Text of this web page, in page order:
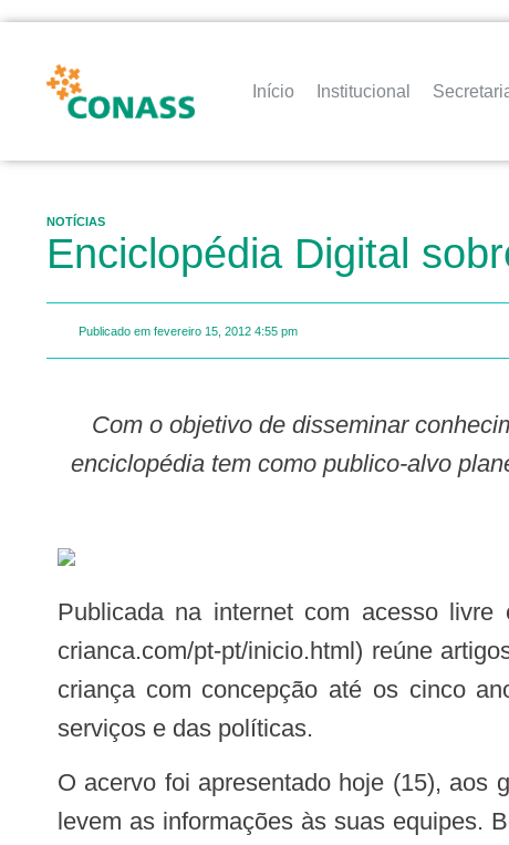
Início Institucional
NOTÍCIAS
Enciclopédia Digital
Publicado em fevereiro 15, 2012 4:55 pm
Com o objetivo de disseminar conhecimentos científicos relativos ao desenvolvimento das crianças na Primeira Infância, a
enciclopédia tem como publico-alvo
Publicada na internet com acesso livre e aberto, a Enciclopédia Digital sobre a Primeira Infância (http://www.enciclopedia-
crianca.com/pt-pt/inicio.html) reúne
criança com concepção até os cinco
serviços e das políticas.
O acervo foi apresentado hoje (15), aos gestores estaduais do SUS, durante Assembleia do CONASS, no intuito de que estes
levem as informações às suas equipes.